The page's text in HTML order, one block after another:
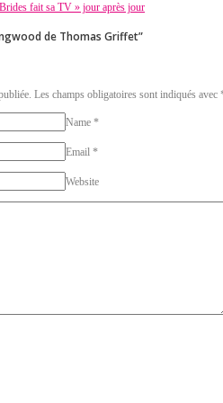
fait sa TV » jour après jour
de Thomas Griffet”
Les champs obligatoires sont indiqués avec
Name *
Email *
Website